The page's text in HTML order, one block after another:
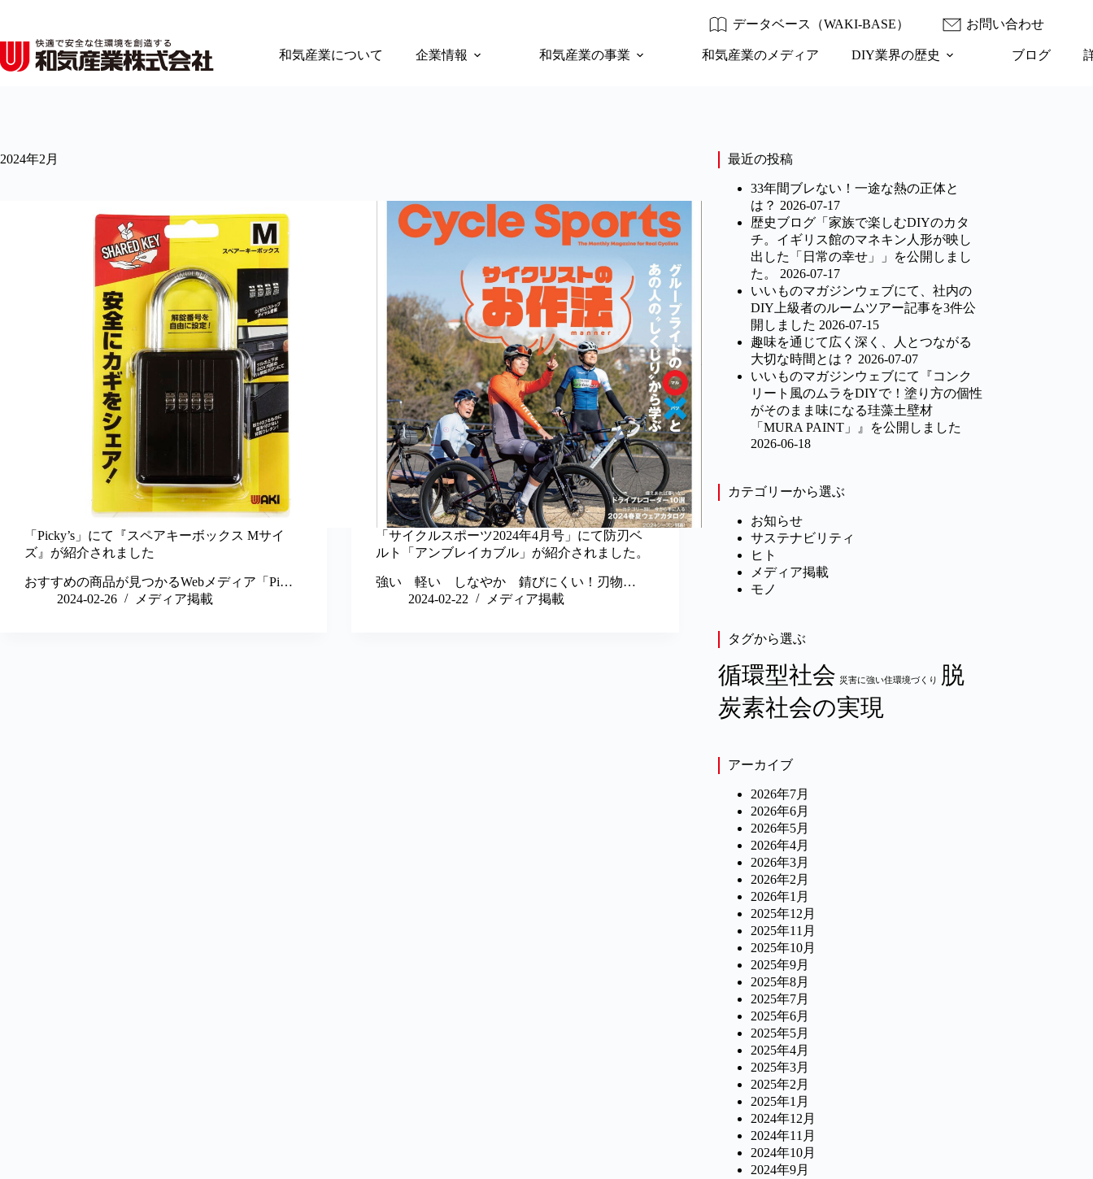
テ
ン
ツ
プ
データベース（WAKI-BASE） お問い合わせ
和気産業について 企業情報 和気産業の事業 和気産業のメディア DIY業界の歴史 ブログ
2024年2月
「Picky’s」にて『スペアキーボックス Mサイ
ズ』が紹介されました
おすすめの商品が見つかるWebメディア「Pi…
2024-02-26
メディア掲載
「サイクルスポーツ2024年4月号」にて防刃ベ
ルト「アンブレイカブル」が紹介されました。
強い 軽い しなやか 錆びにくい！刃物…
2024-02-22
メディア掲載
最近の投稿
33年間ブレない！一途な熱の正体と
は？ 2026-07-17
歴史ブログ「家族で楽しむDIYのカタ
チ。イギリス館のマネキン人形が映し
出した「日常の幸せ」」を公開しまし
た。
2026-07-17
いいものマガジンウェブにて、社内の
DIY上級者のルームツアー記事を3件公
開しました 2026-07-15
趣味を通じて広く深く、人とつながる
大切な時間とは？ 2026-07-07
いいものマガジンウェブにて『コンク
リート風のムラをDIYで！塗り方の個性
がそのまま味になる珪藻土壁材
「MURA PAINT」』を公開しました
2026-06-18
カテゴリーから選ぶ
お知らせ
サステナビリティ
ヒト
メディア掲載
モノ
タグから選ぶ
循環型社会 災害に強い住環境づくり
脱
炭素社会の実現
アーカイブ
2026年7月
2026年6月
2026年5月
2026年4月
2026年3月
2026年2月
2026年1月
2025年12月
2025年11月
2025年10月
2025年9月
2025年8月
2025年7月
2025年6月
2025年5月
2025年4月
2025年3月
2025年2月
2025年1月
2024年12月
2024年11月
2024年10月
2024年9月